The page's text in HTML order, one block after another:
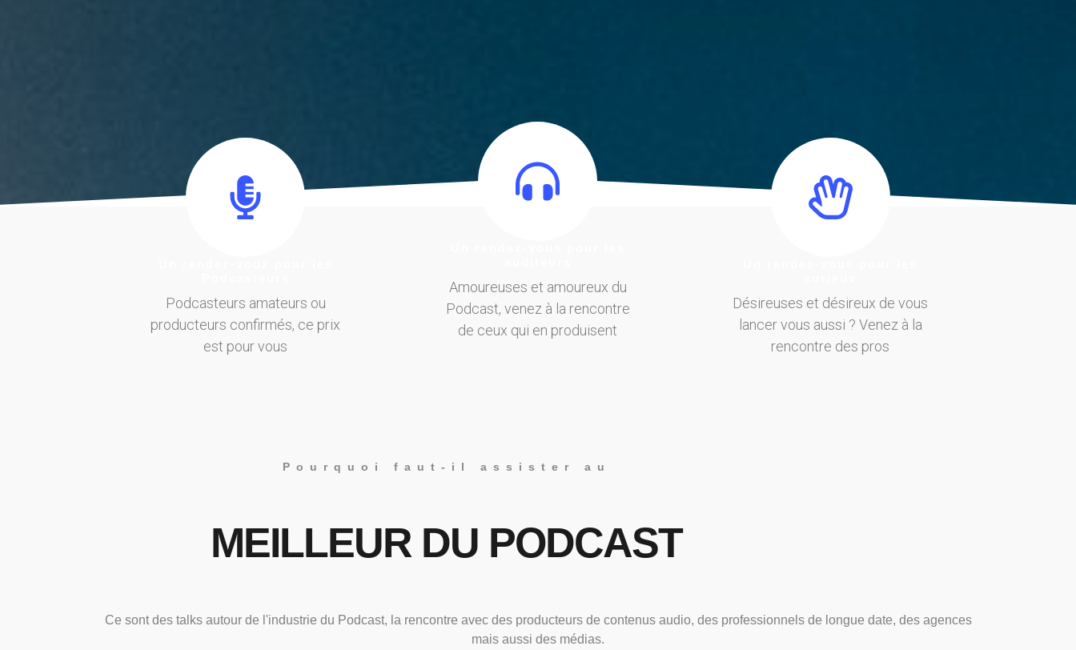
Podcasteurs amateurs ou
producteurs confirmés, ce prix
est pour vous
Amoureuses et amoureux du
Podcast, venez à la rencontre
de ceux qui en produisent
Désireuses et désireux de vous
lancer vous aussi ? Venez à la
rencontre des pros
Pourquoi faut-il assister au
MEILLEUR DU PODCAST
Ce sont des talks autour de l'industrie du Podcast, la rencontre avec des producteurs de contenus audio, des professionnels de longue date, des agences
mais aussi des médias.